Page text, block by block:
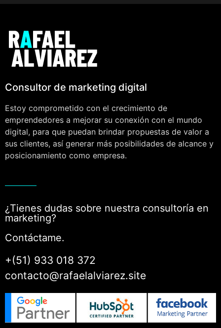
Consultor de marketing digital
Estoy comprometido con el crecimiento de
emprendedores a mejorar su conexión con el mundo
digital, para que puedan brindar propuestas de valor a
sus clientes, así generar más posibilidades de alcance y
posicionamiento como empresa.
¿Tienes dudas sobre nuestra consultoría en
marketing?
Contáctame.
+(51) 933 018 372
contacto@rafaelalviarez.site